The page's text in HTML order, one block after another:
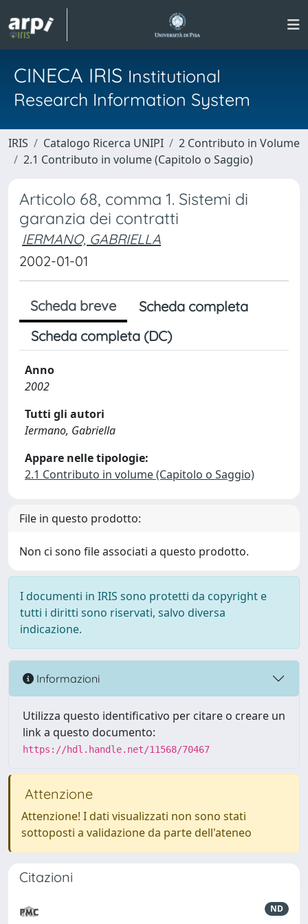
CINECA IRIS Institutional
Research Information System
IRIS Catalogo Ricerca UNIPI
2 Contributo in Volume
2.1 Contributo in volume (Capitolo o Saggio)
Articolo 68, comma 1. Sistemi di
garanzia dei contratti
IERMANO, GABRIELLA
2002-01-01
Scheda breve
Scheda completa
Scheda completa (DC)
Anno
2002
Tutti gli autori
Iermano, Gabriella
Appare nelle tipologie:
2.1 Contributo in volume (Capitolo o Saggio)
File in questo prodotto:
Non ci sono file associati a questo prodotto.
I documenti in IRIS sono protetti da copyright e
tutti i diritti sono riservati, salvo diversa
indicazione.
Informazioni
Utilizza questo identificativo per citare o creare un
link a questo documento:
https://hdl.handle.net/11568/70467
Attenzione
Attenzione! I dati visualizzati non sono stati
sottoposti a validazione da parte dell'ateneo
Citazioni
ND